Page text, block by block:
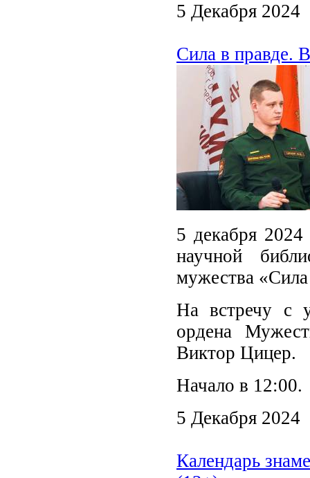
5 Декабря 2024
Сила в правде.
5 декабря 2024
научной
мужества
На встречу с
ордена
Виктор Цицер.
Начало в 12:00.
5 Декабря 2024
Календарь